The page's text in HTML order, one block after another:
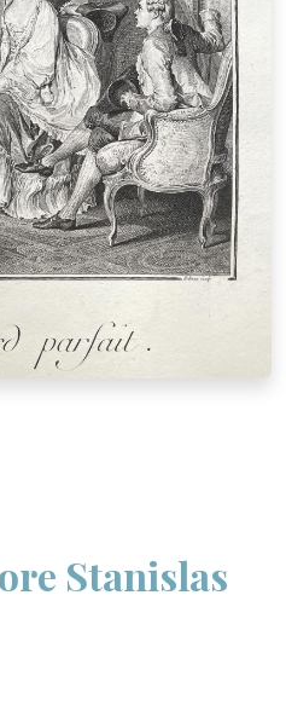
Stanislas